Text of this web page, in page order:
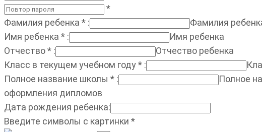
*
Фамилия ребенка * :
Фамилия
Имя ребенка * :
Имя ребенка
Отчество* :
Отчество ребенка
Класс в текущем учебном году* :
Полное название школы * :
Полное
оформления дипломов
Дата рождения ребенка:
Введите символы с картинки *